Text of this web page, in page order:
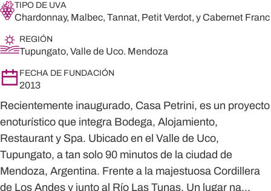
TIPO DE UVA
Chardonnay, Malbec, Tannat, Petit Verdot, y Cabernet Franc
REGIÓN
Tupungato, Valle de Uco. Mendoza
FECHA DE FUNDACIÓN
2013
Recientemente inaugurado, Casa Petrini, es un proyecto
enoturístico que integra Bodega, Alojamiento,
Restaurant y Spa. Ubicado en el Valle de Uco,
Tupungato, a tan solo 90 minutos de la ciudad de
Mendoza, Argentina. Frente a la majestuosa Cordillera
de Los Andes y junto al Río Las Tunas. Un lugar na...